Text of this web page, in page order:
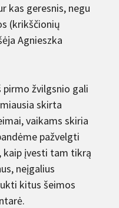
kas geresnis, negu
(krikščionių
Agnieszka
pirmo žvilgsnio gali
skirta
vaikams skiria
pažvelgti
kaip įvesti tam tikrą
neįgalius
kitus šeimos